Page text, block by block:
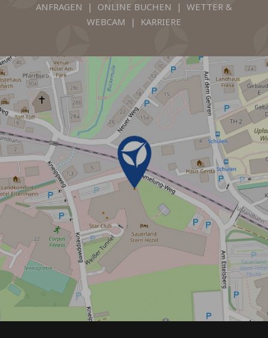
ANFRAGEN | ONLINE BUCHEN | WETTER &
WEBCAM | KARRIERE